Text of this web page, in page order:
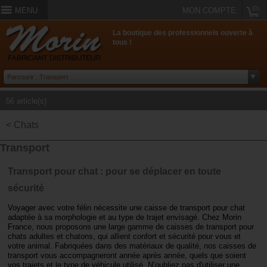
MENU MON COMPTE
La boutique des professionnels ouverte à
tous !
56 article(s)
< Chats
Transport
Transport pour chat : pour se déplacer en toute
sécurité
Voyager avec votre félin nécessite une caisse de transport pour chat
adaptée à sa morphologie et au type de trajet envisagé. Chez Morin
France, nous proposons une large gamme de caisses de transport pour
chats adultes et chatons, qui allient confort et sécurité pour vous et
votre animal. Fabriquées dans des matériaux de qualité, nos caisses de
transport vous accompagneront année après année, quels que soient
vos trajets et le type de véhicule utilisé. N’oubliez pas d'utiliser une